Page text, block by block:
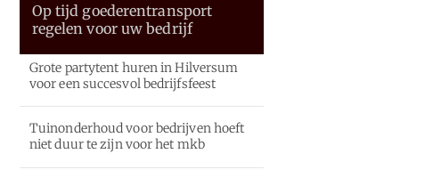
Op tijd goederentransport
regelen voor uw bedrijf
Grote partytent huren in Hilversum
voor een succesvol bedrijfsfeest
Tuinonderhoud voor bedrijven hoeft
niet duur te zijn voor het mkb